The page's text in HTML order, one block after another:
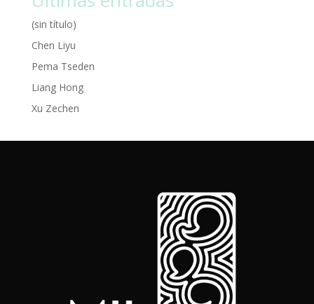
(sin título)
Chen Liyu
Pema Tseden
Liang Hong
Xu Zechen